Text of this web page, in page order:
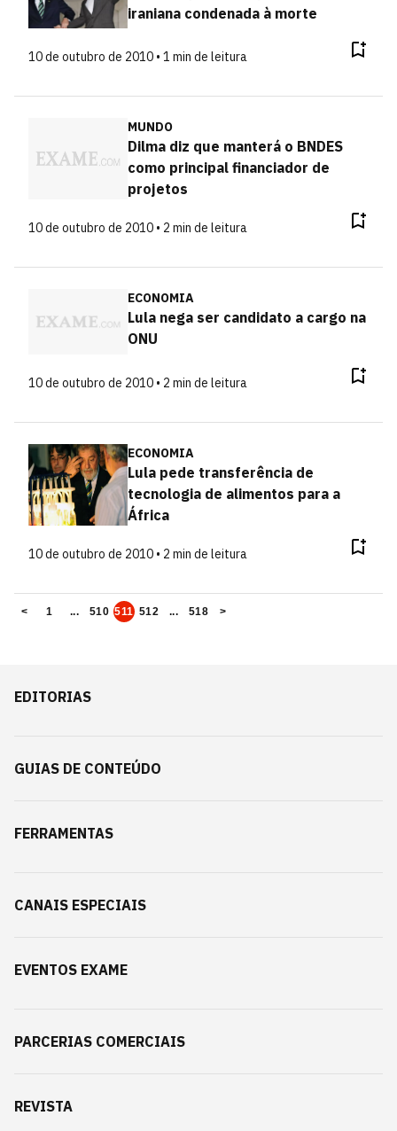
iraniana condenada à morte
10 de outubro de 2010 • 1 min de leitura
MUNDO
Dilma diz que manterá o BNDES
como principal financiador de
projetos
10 de outubro de 2010 • 2 min de leitura
ECONOMIA
Lula nega ser candidato a cargo na
ONU
10 de outubro de 2010 • 2 min de leitura
ECONOMIA
Lula pede transferência de
tecnologia de alimentos para a
África
10 de outubro de 2010 • 2 min de leitura
< 1 ... 510 511 512 ... 518 >
EDITORIAS
GUIAS DE CONTEÚDO
FERRAMENTAS
CANAIS ESPECIAIS
EVENTOS EXAME
PARCERIAS COMERCIAIS
REVISTA